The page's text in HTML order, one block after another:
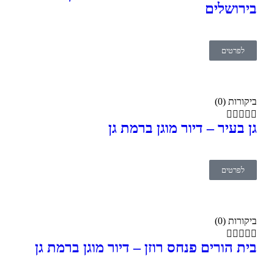
בירושלים
לפרטים
ביקורות (0)
    
גן בעיר – דיור מוגן ברמת גן
לפרטים
ביקורות (0)
    
בית הורים פנחס רוזן – דיור מוגן ברמת גן